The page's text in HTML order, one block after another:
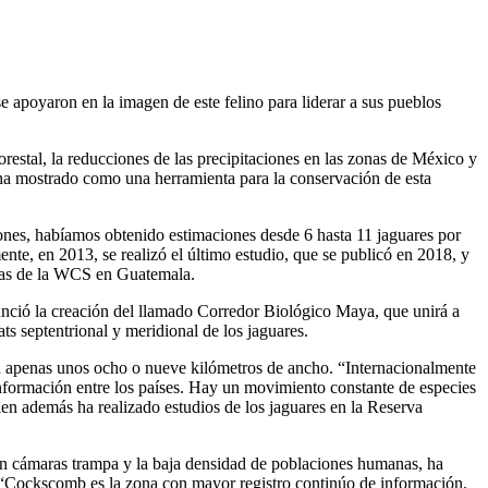
en la imagen de este felino para liderar a sus pueblos
la reducciones de las precipitaciones en las zonas de México y
como una herramienta para la conservación de esta
habíamos obtenido estimaciones desde 6 hasta 11 jaguares por
en 2013, se realizó el último estudio, que se publicó en 2018, y
de la WCS en Guatemala.
la creación del llamado Corredor Biológico Maya, que unirá a
septentrional y meridional de los jaguares.
unos ocho o nueve kilómetros de ancho. “Internacionalmente
entre los países. Hay un movimiento constante de especies
además ha realizado estudios de los jaguares en la Reserva
trampa y la baja densidad de poblaciones humanas, ha
es la zona con mayor registro continúo de información.